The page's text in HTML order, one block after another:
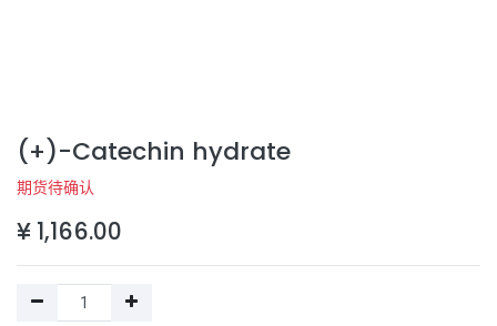
(+)-Catechin hydrate
期货待确认
¥ 1,166.00